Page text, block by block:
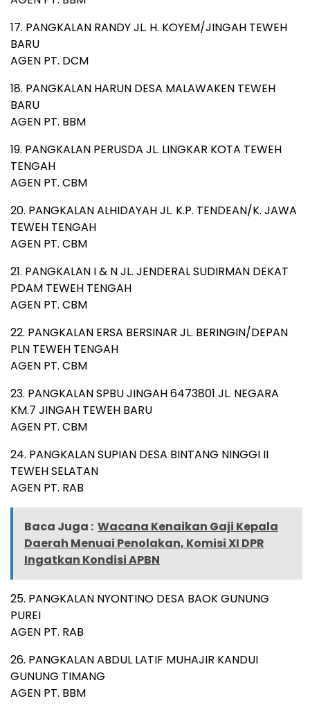
17. PANGKALAN RANDY JL. H. KOYEM/JINGAH TEWEH
BARU
AGEN PT. DCM
18. PANGKALAN HARUN DESA MALAWAKEN TEWEH
BARU
AGEN PT. BBM
19. PANGKALAN PERUSDA JL. LINGKAR KOTA TEWEH
TENGAH
AGEN PT. CBM
20. PANGKALAN ALHIDAYAH JL. K.P. TENDEAN/K. JAWA
TEWEH TENGAH
AGEN PT. CBM
21. PANGKALAN I & N JL. JENDERAL SUDIRMAN DEKAT
PDAM TEWEH TENGAH
AGEN PT. CBM
22. PANGKALAN ERSA BERSINAR JL. BERINGIN/DEPAN
PLN TEWEH TENGAH
AGEN PT. CBM
23. PANGKALAN SPBU JINGAH 6473801 JL. NEGARA
KM.7 JINGAH TEWEH BARU
AGEN PT. CBM
24. PANGKALAN SUPIAN DESA BINTANG NINGGI II
TEWEH SELATAN
AGEN PT. RAB
Baca Juga : Wacana Kenaikan Gaji Kepala
Daerah Menuai Penolakan, Komisi XI DPR
Ingatkan Kondisi APBN
25. PANGKALAN NYONTINO DESA BAOK GUNUNG
PUREI
AGEN PT. RAB
26. PANGKALAN ABDUL LATIF MUHAJIR KANDUI
GUNUNG TIMANG
AGEN PT. BBM